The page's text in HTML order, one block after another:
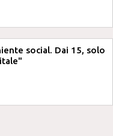
social. Dai 15, solo